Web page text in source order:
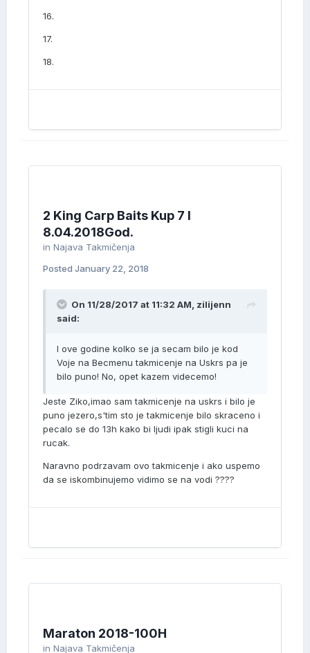
16.
17.
18.
2 King Carp Baits Kup 7 I
8.04.2018God.
in Najava Takmičenja
Posted January 22, 2018
On 11/28/2017 at 11:32 AM, zilijenn
said:
I ove godine kolko se ja secam bilo je kod
Voje na Becmenu takmicenje na Uskrs pa je
bilo puno! No, opet kazem videcemo!
Jeste Ziko,imao sam takmicenje na uskrs i bilo je
puno jezero,s'tim sto je takmicenje bilo skraceno i
pecalo se do 13h kako bi ljudi ipak stigli kuci na
rucak.
Naravno podrzavam ovo takmicenje i ako uspemo
da se iskombinujemo vidimo se na vodi ????
Maraton 2018-100H
in Najava Takmičenja